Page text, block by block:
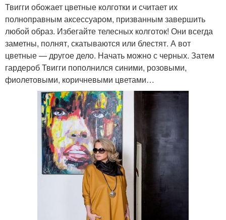
Твигги обожает цветные колготки и считает их
полноправным аксессуаром, призванным завершить
любой образ. Избегайте телесных колготок! Они всегда
заметны, полнят, скатываются или блестят. А вот
цветные — другое дело. Начать можно с черных. Затем
гардероб Твигги пополнился синими, розовыми,
фиолетовыми, коричневыми цветами…